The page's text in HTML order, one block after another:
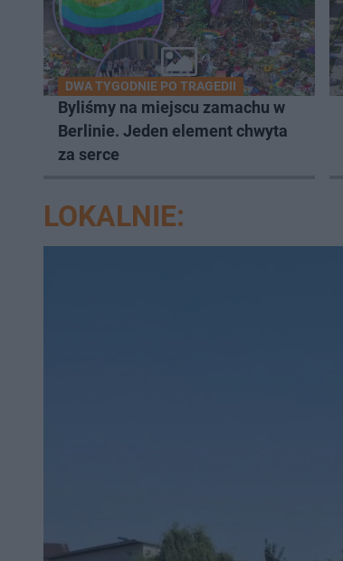
DWA TYGODNIE PO TRAGEDII
Byliśmy na miejscu zamachu w
Berlinie. Jeden element chwyta
za serce
LOKALNIE: